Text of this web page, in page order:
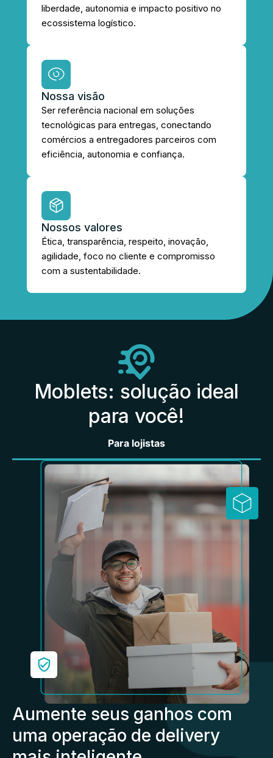
liberdade, autonomia e impacto positivo no
ecossistema logístico.
Nossa visão
Ser referência nacional em soluções
tecnológicas para entregas, conectando
comércios a entregadores parceiros com
eficiência, autonomia e confiança.
Nossos valores
Ética, transparência, respeito, inovação,
agilidade, foco no cliente e compromisso
com a sustentabilidade.
Moblets: solução ideal
para você!
Para lojistas
Aumente seus ganhos com
uma operação de delivery